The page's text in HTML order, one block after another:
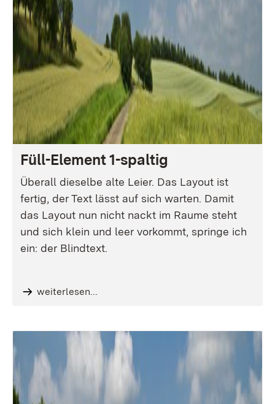
Füll-Element 1-spaltig
Überall dieselbe alte Leier. Das Layout ist
fertig, der Text lässt auf sich warten. Damit
das Layout nun nicht nackt im Raume steht
und sich klein und leer vorkommt, springe ich
ein: der Blindtext.
weiterlesen...